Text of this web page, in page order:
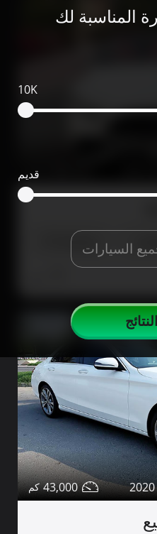
المناسبة لك
10K
قديم
السياراتمشاركة
2020
43,000